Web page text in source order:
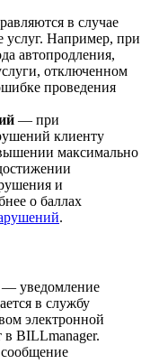
в случае
услуг. Например, при
автопродления,
отключенном
проведения
— при
клиенту
максимально
и
о баллах
.
— уведомление
в службу
электронной
в BILLmanager.